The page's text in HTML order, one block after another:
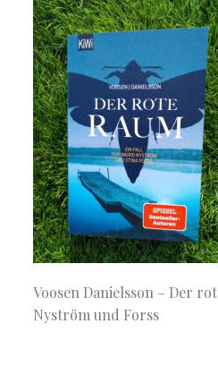
Voosen Danielsson – Der
Nyström und Forss